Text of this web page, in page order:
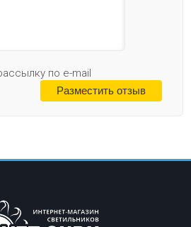
по e-mail